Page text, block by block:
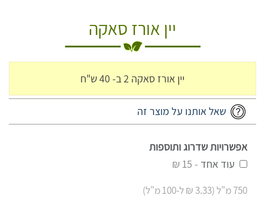
יין אורז סאקה
יין אורז סאקה 2 ב- 40 ש"ח
שאל אותנו על מוצר זה
אפשרויות שדרוג ותוספות
עוד אחד - 15 ₪
750 מ"ל (3.33 ₪ ל-100 מ"ל)